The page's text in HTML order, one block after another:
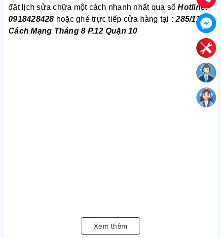
đặt lịch sửa chữa một cách nhanh nhất qua sốHotline:
0918428428 hoặc ghé trực tiếp cửa hàng tại :285/112
Cách Mạng Tháng 8 P.12 Quận 10
Xem thêm